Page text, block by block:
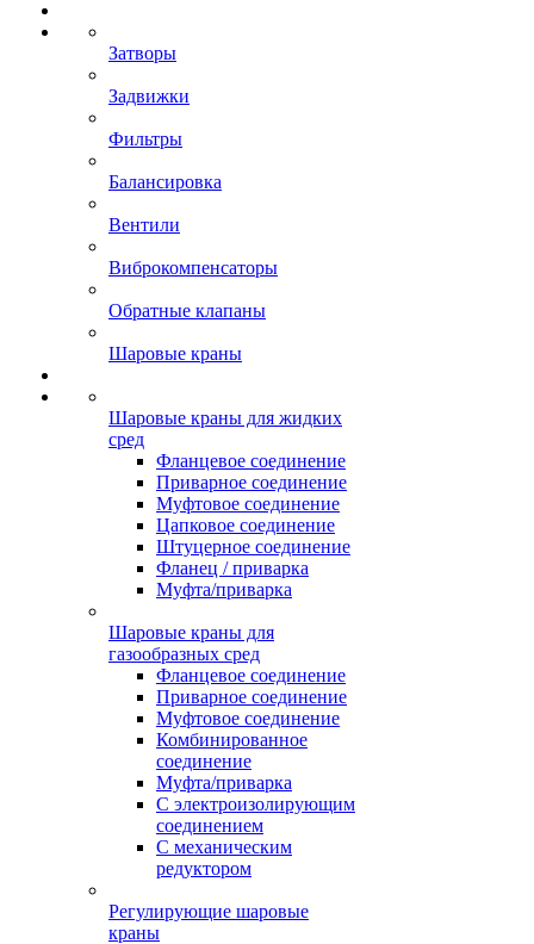
Затворы
Задвижки
Фильтры
Балансировка
Вентили
Виброкомпенсаторы
Обратные клапаны
Шаровые краны
Шаровые краны для жидких
сред
Фланцевое соединение
Приварное соединение
Муфтовое соединение
Цапковое соединение
Штуцерное соединение
Фланец / приварка
Муфта/приварка
Шаровые краны для
газообразных сред
Фланцевое соединение
Приварное соединение
Муфтовое соединение
Комбинированное
соединение
Муфта/приварка
С электроизолирующим
соединением
С механическим
редуктором
Регулирующие шаровые
краны